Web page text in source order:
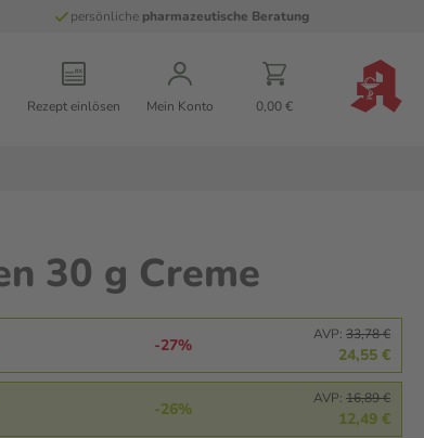
persönliche pharmazeutische Beratung
Rezept einlösen Mein Konto 0,00 €
30 g Creme
-27%
AVP: 33,78 €
24,55 €
-26%
AVP: 16,89 €
12,49 €